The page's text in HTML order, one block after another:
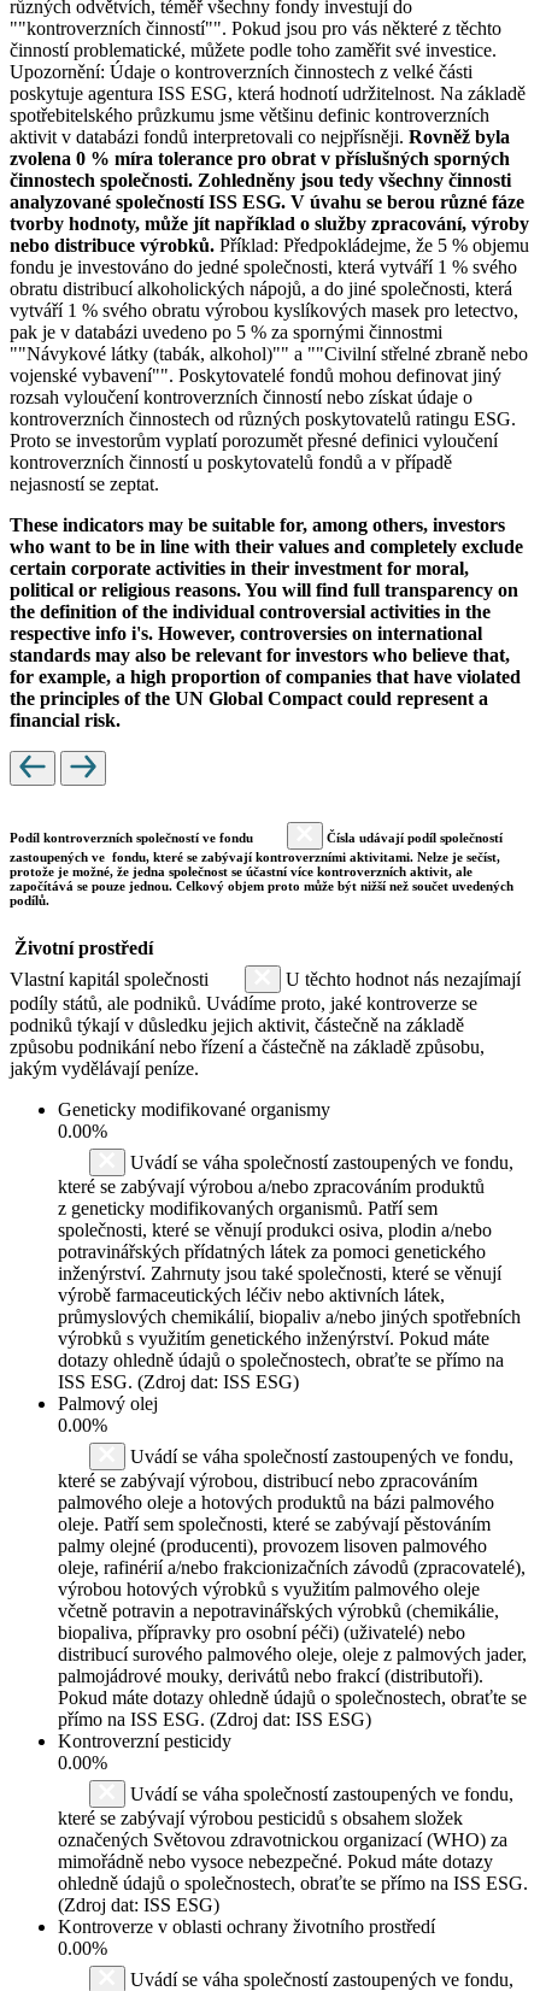
různých odvětvích, téměř všechny fondy investují do
""kontroverzních činností"". Pokud jsou pro vás některé z těchto
činností problematické, můžete podle toho zaměřit své investice.
Upozornění: Údaje o kontroverzních činnostech z velké části
poskytuje agentura ISS ESG, která hodnotí udržitelnost. Na základě
spotřebitelského průzkumu jsme většinu definic kontroverzních
aktivit v databázi fondů interpretovali co nejpřísněji. Rovněž byla
zvolena 0 % míra tolerance pro obrat v příslušných sporných
činnostech společnosti. Zohledněny jsou tedy všechny činnosti
analyzované společností ISS ESG. V úvahu se berou různé fáze
tvorby hodnoty, může jít například o služby zpracování, výroby
nebo distribuce výrobků. Příklad: Předpokládejme, že 5 % objemu
fondu je investováno do jedné společnosti, která vytváří 1 % svého
obratu distribucí alkoholických nápojů, a do jiné společnosti, která
vytváří 1 % svého obratu výrobou kyslíkových masek pro letectvo,
pak je v databázi uvedeno po 5 % za spornými činnostmi
""Návykové látky (tabák, alkohol)"" a ""Civilní střelné zbraně nebo
vojenské vybavení"". Poskytovatelé fondů mohou definovat jiný
rozsah vyloučení kontroverzních činností nebo získat údaje o
kontroverzních činnostech od různých poskytovatelů ratingu ESG.
Proto se investorům vyplatí porozumět přesné definici vyloučení
kontroverzních činností u poskytovatelů fondů a v případě
nejasností se zeptat.
These indicators may be suitable for, among others, investors
who want to be in line with their values and completely exclude
certain corporate activities in their investment for moral,
political or religious reasons. You will find full transparency on
the definition of the individual controversial activities in the
respective info i's. However, controversies on international
standards may also be relevant for investors who believe that,
for example, a high proportion of companies that have violated
the principles of the UN Global Compact could represent a
financial risk.
Podíl kontroverzních společností ve fondu
Čísla udávají podíl společností
zastoupených ve fondu, které se zabývají kontroverzními aktivitami. Nelze je sečíst,
protože je možné, že jedna společnost se účastní více kontroverzních aktivit, ale
započítává se pouze jednou. Celkový objem proto může být nižší než součet uvedených
podílů.
Životní prostředí
Vlastní kapitál společnosti
U těchto hodnot nás nezajímají
podíly států, ale podniků. Uvádíme proto, jaké kontroverze se
podniků týkají v důsledku jejich aktivit, částečně na základě
způsobu podnikání nebo řízení a částečně na základě způsobu,
jakým vydělávají peníze.
Geneticky modifikované organismy
0.00%
Uvádí se váha společností zastoupených ve fondu,
které se zabývají výrobou a/nebo zpracováním produktů
z geneticky modifikovaných organismů. Patří sem
společnosti, které se věnují produkci osiva, plodin a/nebo
potravinářských přídatných látek za pomoci genetického
inženýrství. Zahrnuty jsou také společnosti, které se věnují
výrobě farmaceutických léčiv nebo aktivních látek,
průmyslových chemikálií, biopaliv a/nebo jiných spotřebních
výrobků s využitím genetického inženýrství. Pokud máte
dotazy ohledně údajů o společnostech, obraťte se přímo na
ISS ESG. (Zdroj dat: ISS ESG)
Palmový olej
0.00%
Uvádí se váha společností zastoupených ve fondu,
které se zabývají výrobou, distribucí nebo zpracováním
palmového oleje a hotových produktů na bázi palmového
oleje. Patří sem společnosti, které se zabývají pěstováním
palmy olejné (producenti), provozem lisoven palmového
oleje, rafinérií a/nebo frakcionizačních závodů (zpracovatelé),
výrobou hotových výrobků s využitím palmového oleje
včetně potravin a nepotravinářských výrobků (chemikálie,
biopaliva, přípravky pro osobní péči) (uživatelé) nebo
distribucí surového palmového oleje, oleje z palmových jader,
palmojádrové mouky, derivátů nebo frakcí (distributoři).
Pokud máte dotazy ohledně údajů o společnostech, obraťte se
přímo na ISS ESG. (Zdroj dat: ISS ESG)
Kontroverzní pesticidy
0.00%
Uvádí se váha společností zastoupených ve fondu,
které se zabývají výrobou pesticidů s obsahem složek
označených Světovou zdravotnickou organizací (WHO) za
mimořádně nebo vysoce nebezpečné. Pokud máte dotazy
ohledně údajů o společnostech, obraťte se přímo na ISS ESG.
(Zdroj dat: ISS ESG)
Kontroverze v oblasti ochrany životního prostředí
0.00%
Uvádí se váha společností zastoupených ve fondu,